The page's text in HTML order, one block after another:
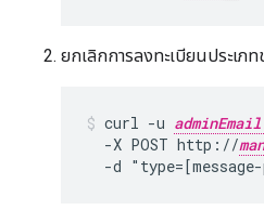
ยกเลิกการลงทะเบียนประเภท
curl -u
  -X POST http://
-d